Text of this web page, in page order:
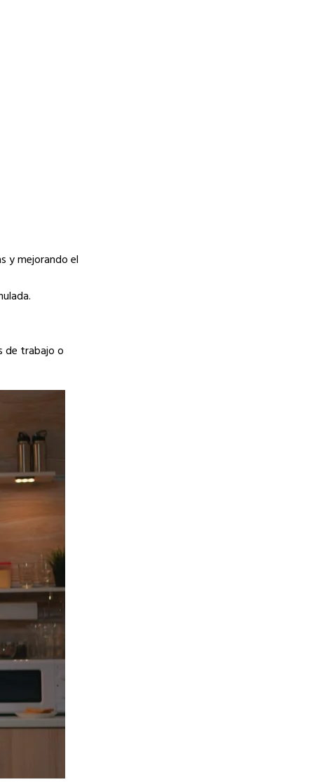
y mejorando el
de trabajo o